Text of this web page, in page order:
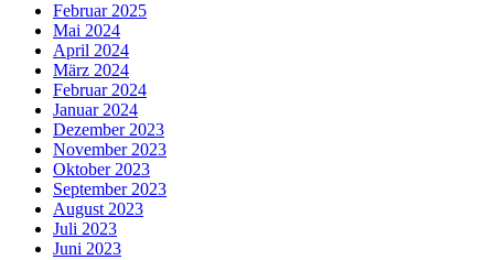
Februar 2025
Mai 2024
April 2024
März 2024
Februar 2024
Januar 2024
Dezember 2023
November 2023
Oktober 2023
September 2023
August 2023
Juli 2023
Juni 2023